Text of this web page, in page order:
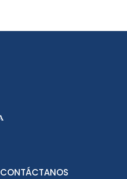
CONTÁCTANOS